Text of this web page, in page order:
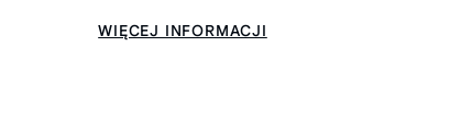
WIĘCEJ INFORMACJI